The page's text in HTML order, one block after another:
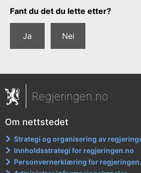
Tilbakemeldingsskjema
Fant du det du lette etter?
Ja Nei
Regjeringen.no
Om nettstedet
Strategi og organisering av
Innholdsstrategi for regjeringen.no
Personvernerklæring for